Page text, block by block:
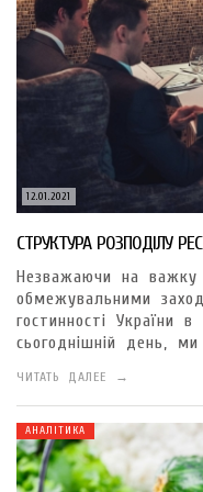
12.01.2021
СТРУКТУРА РОЗПОДІЛУ
Незважаючи на важку
обмежувальними
гостинності України
сьогоднішній день,
ЧИТАТЬ ДАЛЕЕ →
АНАЛІТИКА